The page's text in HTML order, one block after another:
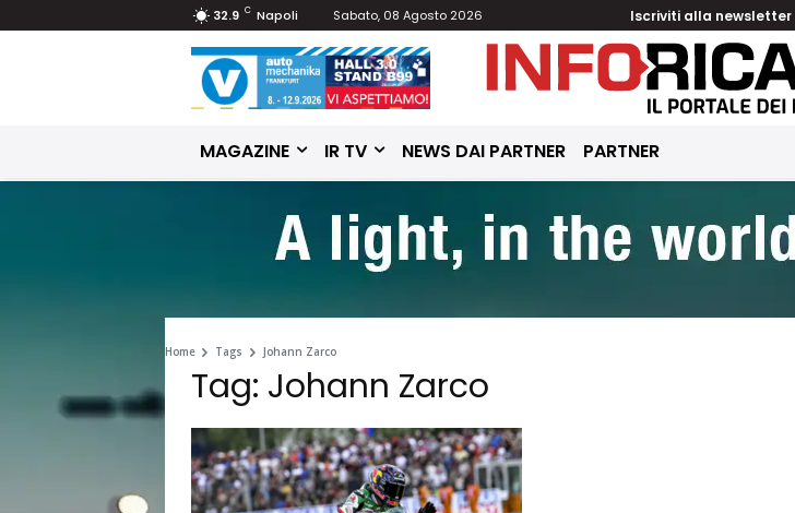
32.9 C Napoli Sabato, 08 Agosto 2026 Iscriviti alla newsletter
MAGAZINE IR TV NEWS DAI PARTNER PARTNER
Home Tags Johann Zarco
Tag: Johann Zarco